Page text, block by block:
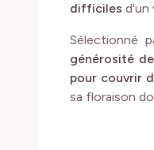
difficiles d'un
Sélectionné
générosité
pour couvrir
sa floraison